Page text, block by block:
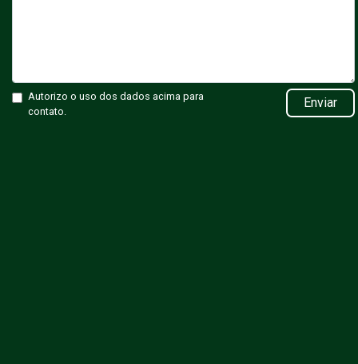
Autorizo o uso dos dados acima para
contato.
Enviar